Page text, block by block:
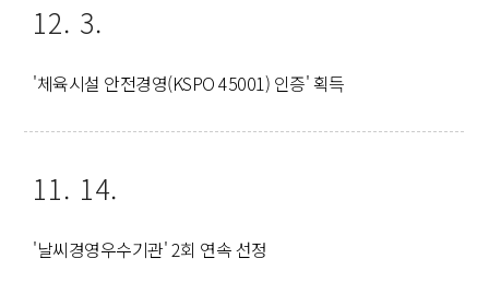
12. 3.
'체육시설 안전경영(KSPO 45001) 인증' 획득
11. 14.
'날씨경영우수기관' 2회 연속 선정